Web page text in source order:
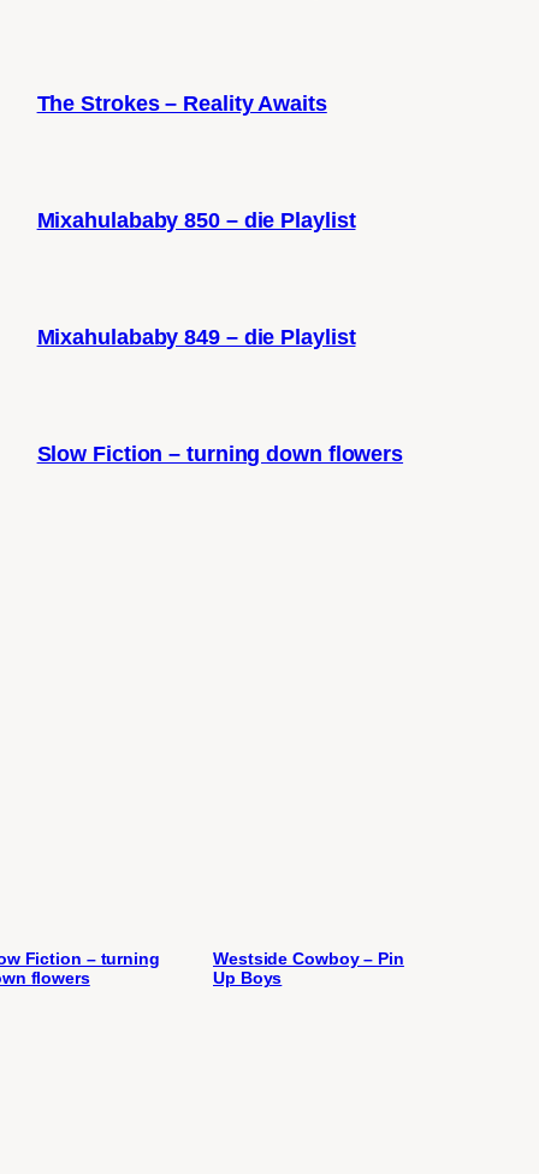
The Strokes – Reality Awaits
Mixahulababy 850 – die Playlist
Mixahulababy 849 – die Playlist
Slow Fiction – turning down flowers
Fiction – turning
flowers
Westside Cowboy – Pin
Up Boys